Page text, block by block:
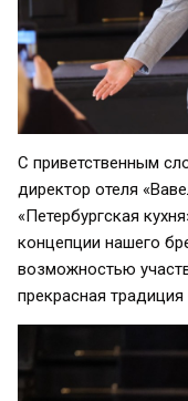
С приветственным
директор отеля
«Петербургская
концепции нашего
возможностью
прекрасная